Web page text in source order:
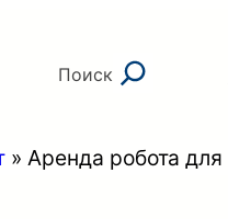
ПоискПоиск
» Аренда робота для